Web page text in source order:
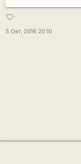
favorite_border
5 Окт, 2016 20:10